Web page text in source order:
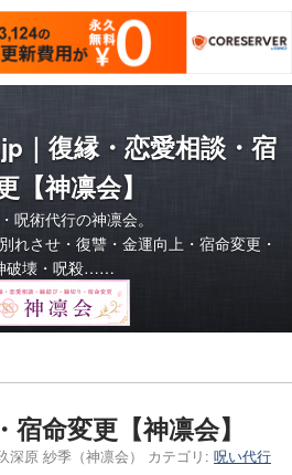
｜復縁・恋愛相談・宿
【神凛会】
呪術代行の神凛会。
れさせ・復讐・金運向上・宿命変更・
破壊・呪殺……
命変更【神凛会】
深原 紗季（神凛会） カテゴリ: 呪い代行